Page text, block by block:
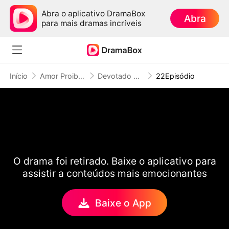
Abra o aplicativo DramaBox
para mais dramas incríveis
Abra
Início Amor Proibido Devotado ao Pecado 22Episódio
O drama foi retirado. Baixe o aplicativo para
assistir a conteúdos mais emocionantes
Baixe o App